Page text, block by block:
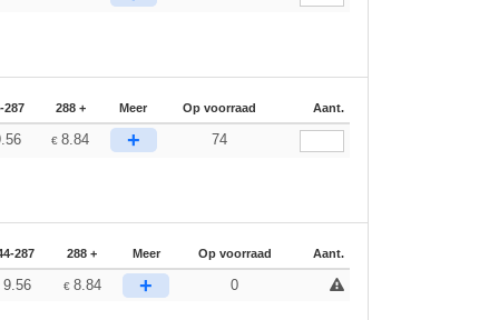
287 288 + Meer Op voorraad Aant.
€8.84 + 74
287 288 + Meer Op voorraad Aant.
9.56 € 8.84 + 0